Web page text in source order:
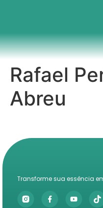
Rafael
Abreu
Transforme sua essência